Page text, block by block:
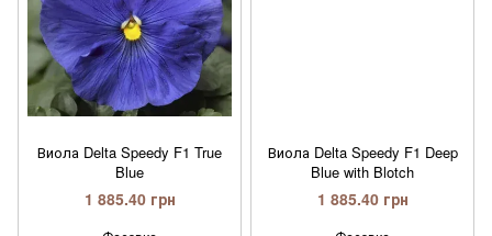
Виола Delta Speedy F1 True
Blue
1 885.40 грн
Виола Delta Speedy F1 Deep
Blue with Blotch
1 885.40 грн